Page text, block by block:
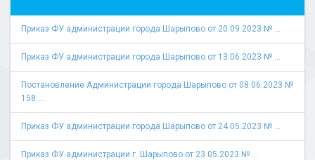
Приказ ФУ администрации города Шарыпово от 20.09.2023 № ...
Приказ ФУ администрации города Шарыпово от 13.06.2023 № ...
Постановление Администрации города Шарыпово от 08.06.2023 №
158 ...
Приказ ФУ администрации города Шарыпово от 24.05.2023 № ...
Приказ ФУ администрации г. Шарыпово от 23.05.2023 № ...